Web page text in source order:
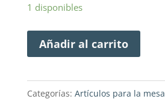
1 disponibles
Añadir al carrito
Categorías: Artículos para la mesa